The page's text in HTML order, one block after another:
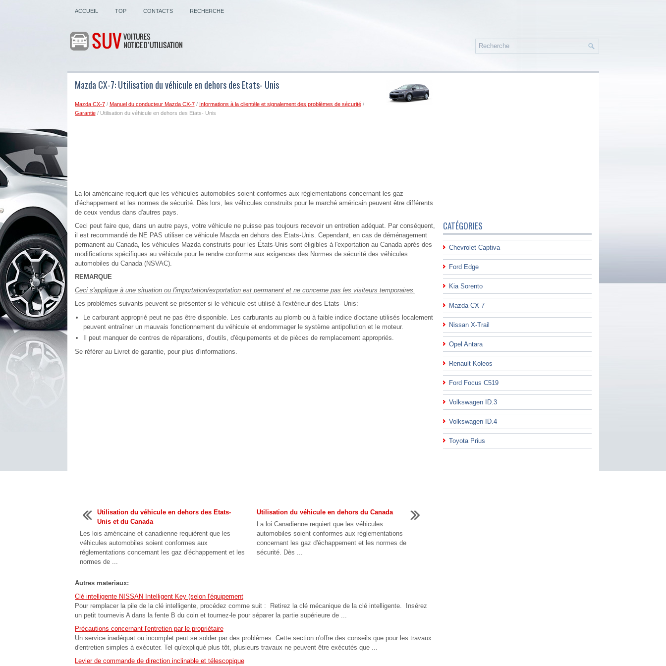
ACCUEIL TOP CONTACTS RECHERCHE
Mazda CX-7: Utilisation du véhicule en dehors des Etats- Unis
Mazda CX-7/ Manuel du conducteur Mazda CX-7/ Informations à la clientèle et signalement des problèmes de sécurité/
Garantie/ Utilisation du véhicule en dehors des Etats- Unis
La loi américaine requiert que les véhicules automobiles soient conformes aux réglementations concernant les gaz
d'échappement et les normes de sécurité. Dès lors, les véhicules construits pour le marché américain peuvent être différents
de ceux vendus dans d'autres pays.
Ceci peut faire que, dans un autre pays, votre véhicule ne puisse pas toujours recevoir un entretien adéquat. Par conséquent,
il est recommandé de NE PAS utiliser ce véhicule Mazda en dehors des Etats-Unis. Cependant, en cas de déménagement
permanent au Canada, les véhicules Mazda construits pour les États-Unis sont éligibles à l'exportation au Canada après des
modifications spécifiques au véhicule pour le rendre conforme aux exigences des Normes de sécurité des véhicules
automobiles du Canada (NSVAC).
REMARQUE
Ceci s'applique à une situation ou l'importation/exportation est permanent et ne concerne pas les visiteurs temporaires.
Les problèmes suivants peuvent se présenter si le véhicule est utilisé à l'extérieur des Etats- Unis:
Le carburant approprié peut ne pas être disponible. Les carburants au plomb ou à faible indice d'octane utilisés localement
peuvent entraîner un mauvais fonctionnement du véhicule et endommager le système antipollution et le moteur.
Il peut manquer de centres de réparations, d'outils, d'équipements et de pièces de remplacement appropriés.
Se référer au Livret de garantie, pour plus d'informations.
Utilisation du véhicule en dehors des Etats-
Unis et du Canada
Les lois américaine et canadienne requièrent que les
véhicules automobiles soient conformes aux
réglementations concernant les gaz d'échappement et les
normes de ...
Utilisation du véhicule en dehors du Canada
La loi Canadienne requiert que les véhicules
automobiles soient conformes aux réglementations
concernant les gaz d'échappement et les normes de
sécurité. Dès ...
Autres materiaux:
Clé intelligente NISSAN Intelligent Key (selon l'équipement
Pour remplacer la pile de la clé intelligente, procédez comme suit : Retirez la clé mécanique de la clé intelligente. Insérez
un petit tournevis A dans la fente B du coin et tournez-le pour séparer la partie supérieure de ...
Précautions concernant l'entretien par le propriétaire
Un service inadéquat ou incomplet peut se solder par des problèmes. Cette section n'offre des conseils que pour les travaux
d'entretien simples à exécuter. Tel qu'expliqué plus tôt, plusieurs travaux ne peuvent être exécutés que ...
Levier de commande de direction inclinable et télescopique
CATÉGORIES
Chevrolet Captiva
Ford Edge
Kia Sorento
Mazda CX-7
Nissan X-Trail
Opel Antara
Renault Koleos
Ford Focus C519
Volkswagen ID.3
Volkswagen ID.4
Toyota Prius